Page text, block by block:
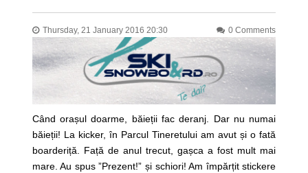
Thursday, 21 January 2016 20:30 0 Comments
Când orașul doarme, băieții fac deranj. Dar nu numai
băieții! La kicker, în Parcul Tineretului am avut și o fată
boarderiță. Față de anul trecut, gașca a fost mult mai
mare. Au spus ”Prezent!” și schiori! Am împărțit stickere